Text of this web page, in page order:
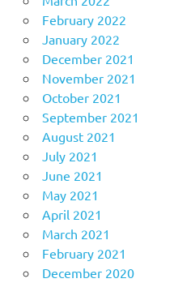
February 2022
January 2022
December 2021
November 2021
October 2021
September 2021
August 2021
July 2021
June 2021
May 2021
April 2021
March 2021
February 2021
December 2020